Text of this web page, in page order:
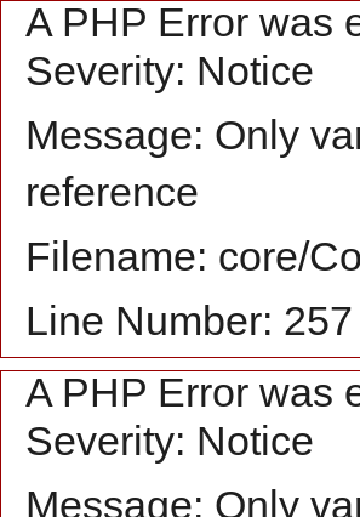
A PHP Error was
Severity: Notice
Message: Only
reference
Filename: core/
Line Number: 257
A PHP Error was
Severity: Notice
Message: Only